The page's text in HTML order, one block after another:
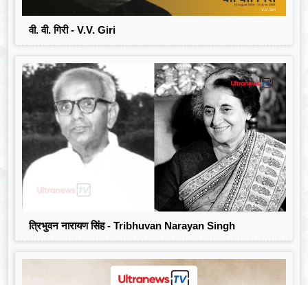
वी. वी. गिरी - V.V. Giri
त्रिभुवन नारायण सिंह - Tribhuvan Narayan Singh